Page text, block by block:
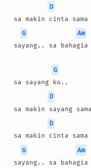
D
sa makin cinta sama
G
Am
sayang.. sa bahagia
G
sa sayang ko..
D
sa makin sayang
D
sa makin cinta sama
G
Am
sayang.. sa bahagia